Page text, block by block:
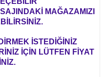
MAĞAZAMIZI
İSTEDİĞİNİZ
İÇİN LÜTFEN FİYAT